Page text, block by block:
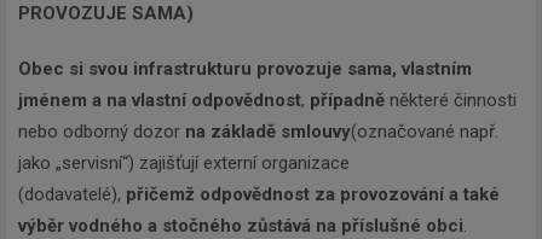
PROVOZUJE SAMA)
Obec si svou infrastrukturu provozuje sama, vlastním
jménem a na vlastní odpovědnost, případně některé činnosti
nebo odborný dozor na základě smlouvy(označované např.
jako „servisní“) zajišťují externí organizace
(dodavatelé), přičemž odpovědnost za provozování a také
výběr vodného a stočného zůstává na příslušné obci.